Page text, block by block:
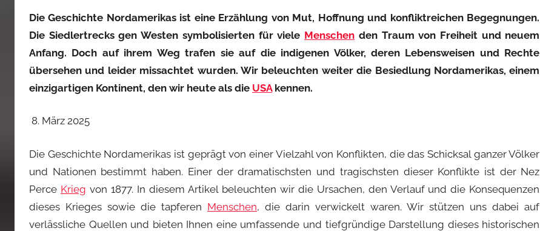
Die Geschichte Nordamerikas ist eine Erzählung von Mut, Hoffnung und konfliktreichen Begegnungen.
Die Siedlertrecks gen Westen symbolisierten für viele Menschen den Traum von Freiheit und neuem
Anfang. Doch auf ihrem Weg trafen sie auf die indigenen Völker, deren Lebensweisen und Rechte
übersehen und leider missachtet wurden. Wir beleuchten weiter die Besiedlung Nordamerikas, einem
einzigartigen Kontinent, den wir heute als die USAkennen.
März 2025
Die Geschichte Nordamerikas ist geprägt von einer Vielzahl von Konflikten, die das Schicksal ganzer Völker
und Nationen bestimmt haben. Einer der dramatischsten und tragischsten dieser Konflikte ist der Nez
Perce Krieg von 1877. In diesem Artikel beleuchten wir die Ursachen, den Verlauf und die Konsequenzen
dieses Krieges sowie die tapferen Menschen, die darin verwickelt waren. Wir stützen uns dabei auf
verlässliche Quellen und bieten Ihnen eine umfassende und tiefgründige Darstellung dieses historischen